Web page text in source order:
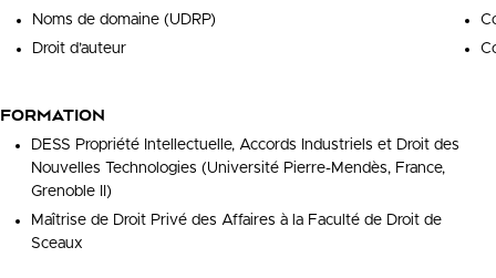
Noms de domaine (UDRP)
Droit d’auteur
FORMATION
DESS Propriété Intellectuelle, Accords Industriels et Droit des
Nouvelles Technologies (Université Pierre-Mendès, France,
Grenoble II)
Maîtrise de Droit Privé des Affaires à la Faculté de Droit de
Sceaux